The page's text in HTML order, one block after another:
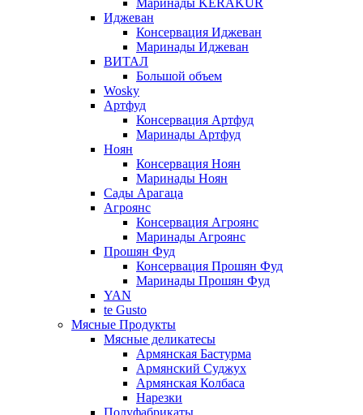
Маринады KERAKUR
Иджеван
Консервация Иджеван
Маринады Иджеван
ВИТАЛ
Большой объем
Wosky
Артфуд
Консервация Артфуд
Маринады Артфуд
Ноян
Консервация Ноян
Маринады Ноян
Сады Арагаца
Агроянс
Консервация Агроянс
Маринады Агроянс
Прошян Фуд
Консервация Прошян Фуд
Маринады Прошян Фуд
YAN
te Gusto
Мясные Продукты
Мясные деликатесы
Армянская Бастурма
Армянский Суджух
Армянская Колбаса
Нарезки
Полуфабрикаты